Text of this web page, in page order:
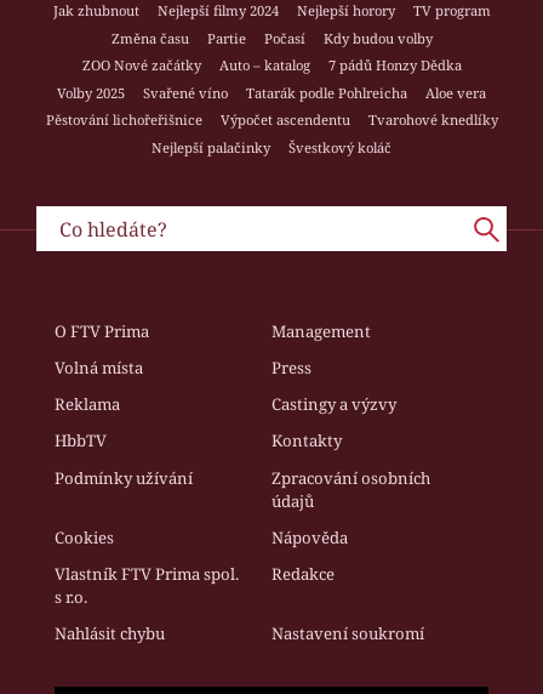
Jak zhubnout Nejlepší filmy 2024 Nejlepší horory
TV program
Změna času
Partie Počasí
Kdy budou volby
ZOO Nové začátky
Auto – katalog
7 pádů Honzy Dědka
Volby 2025
Svařené víno Tatarák podle Pohlreicha
Aloe vera
Pěstování lichořeřišnice
Výpočet ascendentu
Tvarohové knedlíky
Nejlepší palačinky
Švestkový koláč
O FTV Prima
Management
Volná místa
Press
Reklama
Castingy a výzvy
HbbTV
Kontakty
Podmínky užívání
Zpracování osobních
údajů
Cookies
Nápověda
Vlastník FTV Prima spol.
s r.o.
Redakce
Nahlásit chybu Nastavení soukromí